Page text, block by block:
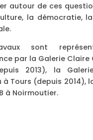
autour de ces
la démocratie,
sont
par la Galerie Claire
2013), la
à Tours (depuis 2014),
à Noirmoutier.